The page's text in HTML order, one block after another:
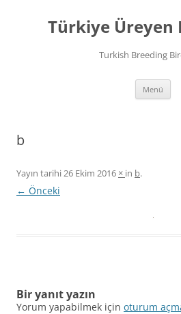
Türkiye Üreyen
Turkish Breeding
Menü
b
Yayın tarihi26 Ekim 2016 × in b.
← Önceki
Bir yanıt yazın
Yorum yapabilmek için oturum